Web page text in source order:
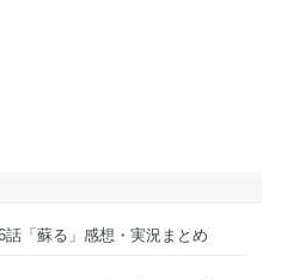
話「蘇る」感想・実況まとめ